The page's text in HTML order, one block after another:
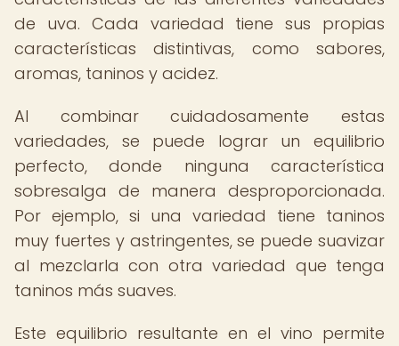
de uva. Cada variedad tiene sus propias
características distintivas, como sabores,
aromas, taninos y acidez.
Al combinar cuidadosamente estas
variedades, se puede lograr un equilibrio
perfecto, donde ninguna característica
sobresalga de manera desproporcionada.
Por ejemplo, si una variedad tiene taninos
muy fuertes y astringentes, se puede suavizar
al mezclarla con otra variedad que tenga
taninos más suaves.
Este equilibrio resultante en el vino permite